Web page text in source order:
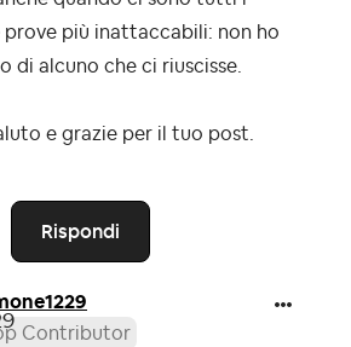
prove più inattaccabili: non ho
di alcuno che ci riuscisse.
e grazie per il tuo post.
Rispondi
Contributor